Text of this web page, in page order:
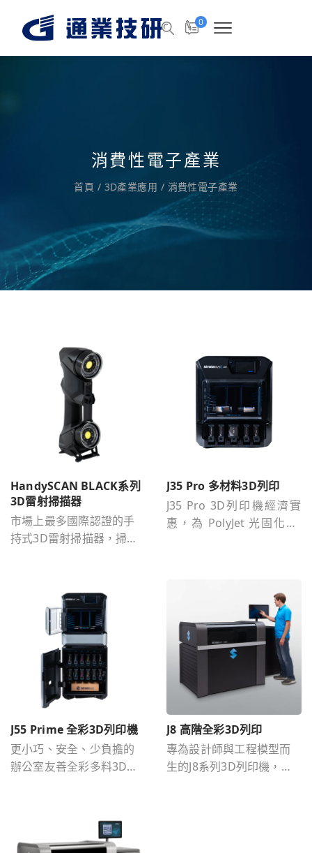
0
消費性電子產業
首頁 / 3D產業應用 / 消費性電子產業
HandySCAN BLACK系列
3D雷射掃描器
市場上最多國際認證的手
持式3D雷射掃描器，掃描
J35 Pro 多材料3D列印
J35 Pro 3D列印機經濟實
惠，為 PolyJet 光固化3D
為工程師和設計師提供逼
真、高品質零件和原型，
符合生產需求。
J55 Prime 全彩3D列印機
更小巧、安全、少負擔的
辦公室友善全彩多料3D列
J8 高階全彩3D列印
專為設計師與工程模型而
生的J8系列3D列印機，讓